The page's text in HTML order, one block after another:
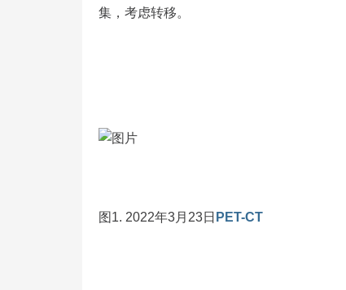
集，考虑转移。
图1. 2022年3月23日 PET-CT